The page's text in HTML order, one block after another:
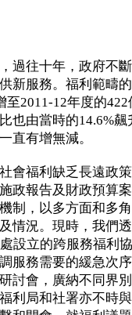
往十年，政府不斷
新服務。福利範疇
至2011-12年度的
也由當時的14.6%
直有增無減。
福利缺乏長遠政策
政報告及財政預算
制，以多方面和多
情況。現時，我們
設立的跨服務福利
服務需要的緩急次
討會，廣納不同界
利局和社署亦不時